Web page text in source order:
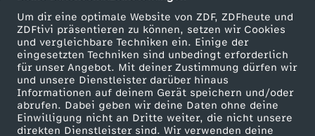
Um dir eine optimale Website von ZDF, ZDFheute und
ZDFtivi präsentieren zu können, setzen wir Cookies
und vergleichbare Techniken ein. Einige der
eingesetzten Techniken sind unbedingt erforderlich
für unser Angebot. Mit deiner Zustimmung dürfen wir
und unsere Dienstleister darüber hinaus
Informationen auf deinem Gerät speichern und/oder
abrufen. Dabei geben wir deine Daten ohne deine
Einwilligung nicht an Dritte weiter, die nicht unsere
direkten Dienstleister sind. Wir verwenden deine
Wechseln zu: ZDFheute
h
t
i
n
f
ä
h
Mehr ZDF
ZDF-Apps
Smart TV
Service
ZDFmitreden
Kontakt zum ZDF